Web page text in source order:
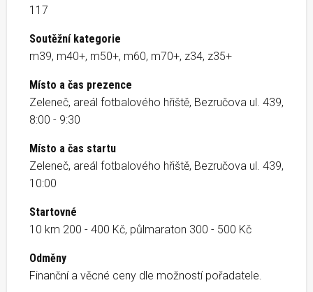
117
Soutěžní kategorie
m39, m40+, m50+, m60, m70+, z34, z35+
Místo a čas prezence
Zeleneč, areál fotbalového hřiště, Bezručova ul. 439,
8:00 - 9:30
Místo a čas startu
Zeleneč, areál fotbalového hřiště, Bezručova ul. 439,
10:00
Startovné
10 km 200 - 400 Kč, půlmaraton 300 - 500 Kč
Odměny
Finanční a věcné ceny dle možností pořadatele.